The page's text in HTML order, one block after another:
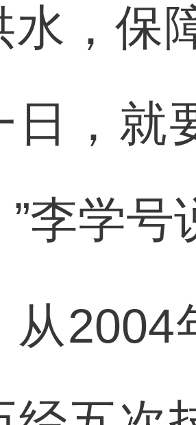
水，保
日，就
李学号
年